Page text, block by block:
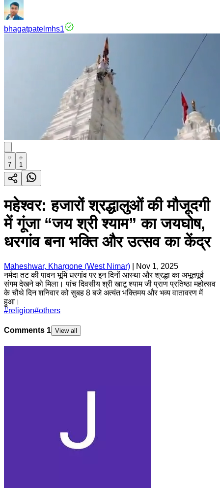
bhagatpatelmhs1
7 1
महेश्वर: हजारों श्रद्धालुओं की मौजूदगी
में गूंजा “जय श्री श्याम” का जयघोष,
धरगांव बना भक्ति और उत्सव का केंद्र
Maheshwar, Khargone (West Nimar)
Nov 1, 2025
नर्मदा तट की पावन भूमि धरगांव पर इन दिनों आस्था और श्रद्धा का अभूतपूर्व
संगम देखने को मिला। पांच दिवसीय श्री खाटू श्याम जी प्राण प्रतिष्ठा महोत्सव
के चौथे दिन शनिवार को सुबह 8 बजे अत्यंत भक्तिमय और भव्य वातावरण में
हुआ।
#religion#others
Comments 1 View all